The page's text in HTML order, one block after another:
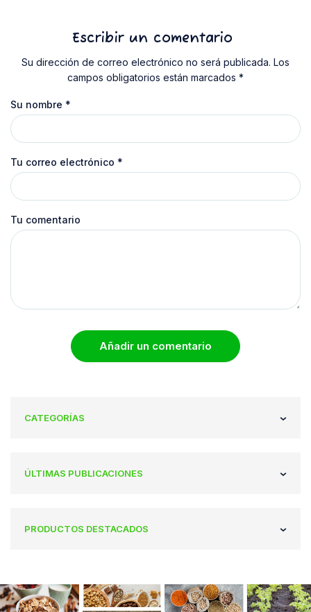
Escribir un comentario
Su dirección de correo electrónico no será publicada. Los
campos obligatorios están marcados *
Su nombre *
Tu correo electrónico *
Tu comentario
Añadir un comentario
CATEGORÍAS
ÚLTIMAS PUBLICACIONES
PRODUCTOS DESTACADOS